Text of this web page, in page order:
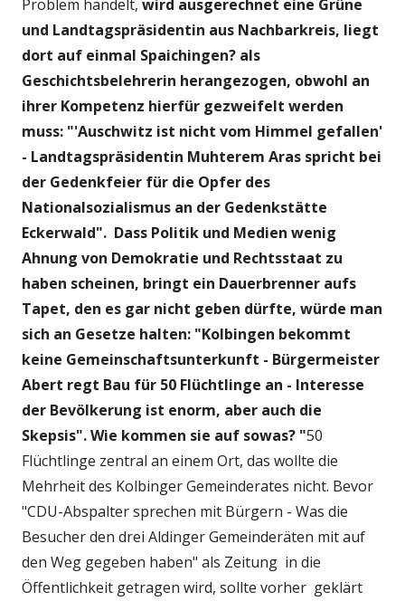
Problem handelt, wird ausgerechnet eine Grüne
und Landtagspräsidentin aus Nachbarkreis, liegt
dort auf einmal Spaichingen? als
Geschichtsbelehrerin herangezogen, obwohl an
ihrer Kompetenz hierfür gezweifelt werden
muss: "'Auschwitz ist nicht vom Himmel gefallen'
- Landtagspräsidentin Muhterem Aras spricht bei
der Gedenkfeier für die Opfer des
Nationalsozialismus an der Gedenkstätte
Eckerwald". Dass Politik und Medien wenig
Ahnung von Demokratie und Rechtsstaat zu
haben scheinen, bringt ein Dauerbrenner aufs
Tapet, den es gar nicht geben dürfte, würde man
sich an Gesetze halten: "Kolbingen bekommt
keine Gemeinschaftsunterkunft - Bürgermeister
Abert regt Bau für 50 Flüchtlinge an - Interesse
der Bevölkerung ist enorm, aber auch die
Skepsis". Wie kommen sie auf sowas? "50
Flüchtlinge zentral an einem Ort, das wollte die
Mehrheit des Kolbinger Gemeinderates nicht. Bevor
"CDU-Abspalter sprechen mit Bürgern - Was die
Besucher den drei Aldinger Gemeinderäten mit auf
den Weg gegeben haben" als Zeitung in die
Öffentlichkeit getragen wird, sollte vorher geklärt